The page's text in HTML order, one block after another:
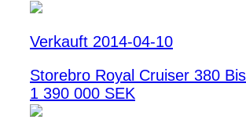
Verkauft 2014-04-10
Storebro Royal Cruiser 380
1 390 000 SEK